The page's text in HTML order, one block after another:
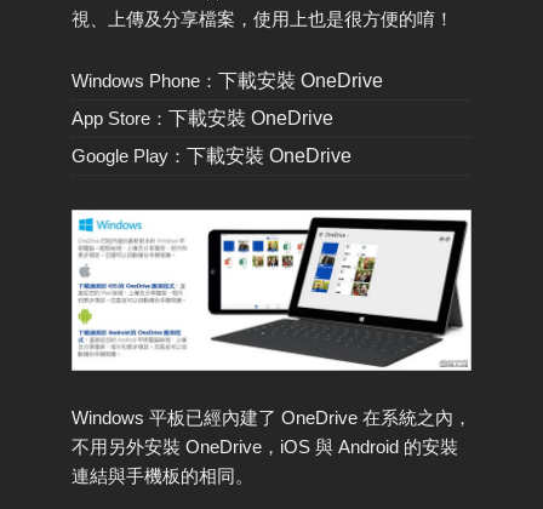
視、上傳及分享檔案，使用上也是很方便的唷！
Windows Phone： 下載安裝 OneDrive
App Store： 下載安裝 OneDrive
Google Play： 下載安裝 OneDrive
Windows 平板已經內建了 OneDrive 在系統之內，
不用另外安裝 OneDrive，iOS 與 Android 的安裝
連結與手機板的相同。